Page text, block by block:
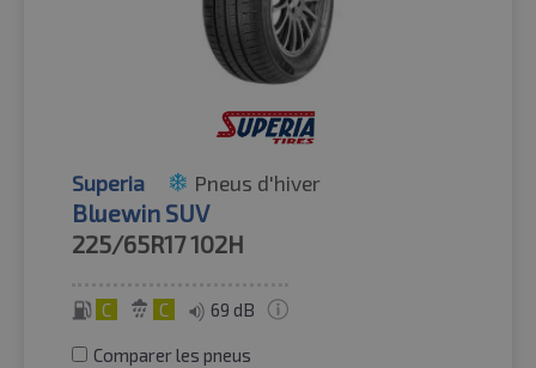
Superia Pneus d'hiver
Bluewin SUV
225/65R17102H
C C 69 dB
Comparer les pneus